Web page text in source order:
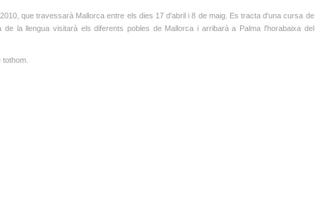
que travessarà Mallorca entre els dies 17 d'abril i 8 de maig. Es tracta d'una cursa de
la llengua visitarà els diferents pobles de Mallorca i arribarà a Palma l'horabaixa del